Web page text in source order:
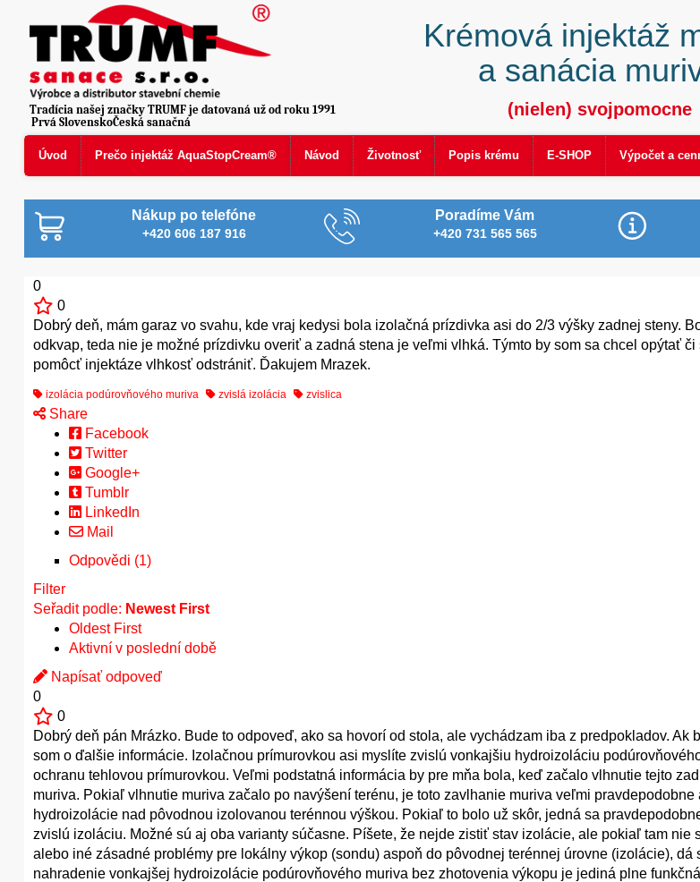
Úvod Prečo injektáž AquaStopCream® Návod Životnosť Popis krému E-SHOP Výpočet a
Prvá SlovenskoČeská sanačná
Krémová injektáž
a sanácia
(nielen) svojpomocne
Tradícia našej značky TRUMF je datovaná už od roku 1991
Nákup po telefóne
+420 606 187 916
Poradíme Vám
+420 731 565 565
0
0
Dobrý deň, mám garaz vo svahu, kde vraj kedysi bola izolačná prízdivka asi do 2/3 výšky zadnej steny.
odkvap, teda nie je možné prízdivku overiť a zadná stena je veľmi vlhká. Týmto by som sa chcel opýtať či
pomôcť injektáze vlhkosť odstrániť. Ďakujem Mrazek.
izolácia podúrovňového muriva zvislá izolácia zvislica
Share
Facebook
Twitter
Google+
Tumblr
LinkedIn
Mail
Odpovědi (1)
Filter
Seřadit podle: Newest First
Oldest First
Aktivní v poslední době
Napísať odpoveď
0
0
Dobrý deň pán Mrázko. Bude to odpoveď, ako sa hovorí od stola, ale vychádzam iba z predpokladov. Ak
som o ďalšie informácie. Izolačnou prímurovkou asi myslíte zvislú vonkajšiu hydroizoláciu
ochranu tehlovou prímurovkou. Veľmi podstatná informácia by pre mňa bola, keď začalo vlhnutie tejto
muriva. Pokiaľ vlhnutie muriva začalo po navýšení terénu, je toto zavlhanie muriva veľmi
hydroizolácie nad pôvodnou izolovanou terénnou výškou. Pokiaľ to bolo už skôr, jedná sa
zvislú izoláciu. Možné sú aj oba varianty súčasne. Píšete, že nejde zistiť stav izolácie, ale pokiaľ tam nie
alebo iné zásadné problémy pre lokálny výkop (sondu) aspoň do pôvodnej terénnej úrovne (izolácie), dá
nahradenie vonkajšej hydroizolácie podúrovňového muriva bez zhotovenia výkopu je jediná plne